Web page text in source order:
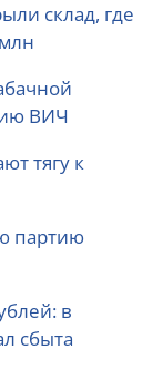
склад, где
ВИЧ
тягу к
партию
в
сбыта